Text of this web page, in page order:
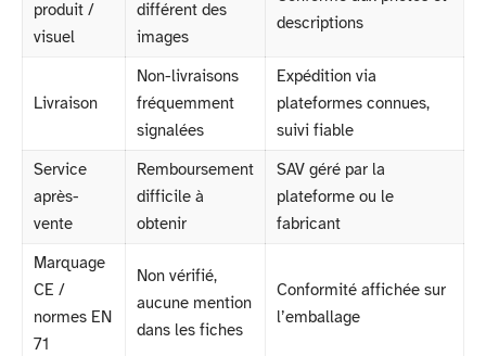
produit /
visuel
différent des
images
descriptions
Livraison
Non-livraisons
fréquemment
signalées
Expédition via
plateformes connues,
suivi fiable
Service
après-
vente
Remboursement
difficile à
obtenir
SAV géré par la
plateforme ou le
fabricant
Marquage
CE /
normes EN
71
Non vérifié,
aucune mention
dans les fiches
Conformité affichée sur
l’emballage